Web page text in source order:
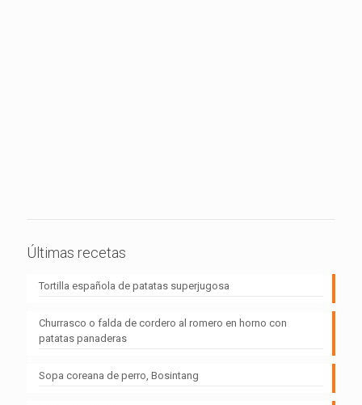
Últimas recetas
Tortilla española de patatas superjugosa
Churrasco o falda de cordero al romero en horno con
patatas panaderas
Sopa coreana de perro, Bosintang